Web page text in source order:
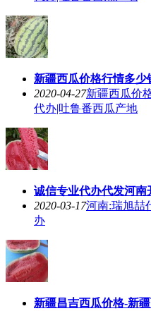
新疆西瓜价格行情多少
2020-04-27新疆西瓜价
代办|吐鲁番西瓜产地
诚信专业代办代发河南
2020-03-17河南:瑞旭喆
办
新疆昌吉西瓜价格-新